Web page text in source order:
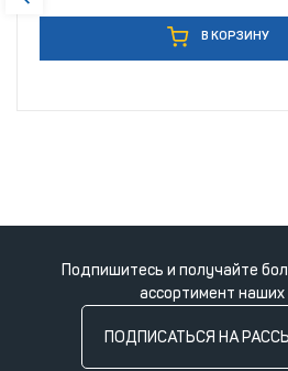
В КОРЗИНУ
Подпишитесь и получайте
ассортимент наших
ПОДПИСАТЬСЯ НА